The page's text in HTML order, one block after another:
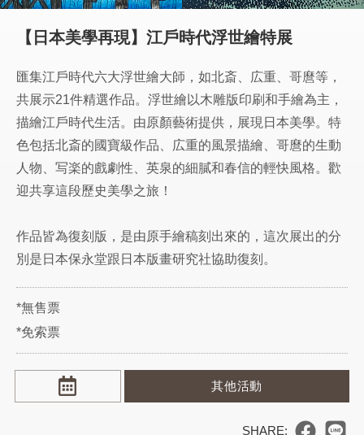
【日本美學再現】江戶時代浮世繪特展
匯集江戶時代六大浮世繪大師，如北斎、広重、哥麿等，
共展示21件精選作品。浮世繪以木雕版印刷和手繪為主，
描繪江戶時代生活。由原顏藝術提供，展現日本美學。特
色包括北斎的國寶級作品、広重的風景描繪、哥麿的生動
人物、写楽的戲劇性、英泉的細膩和春信的輕快風格。歡
迎共享這段歷史美學之旅！
作品皆為復刻版，是由原手繪稿刻出來的，這次展出的分
別是日本保永堂跟日本版畫研究社協助復刻。
*無售票
*免索票
其他活動